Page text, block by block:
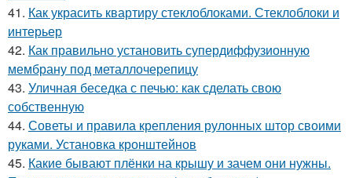
41. Как украсить квартиру стеклоблоками. Стеклоблоки и
интерьер
42. Как правильно установить супердиффузионную
мембрану под металлочерепицу
43. Уличная беседка с печью: как сделать свою
собственную
44. Советы и правила крепления рулонных штор своими
руками. Установка кронштейнов
45. Какие бывают плёнки на крышу и зачем они нужны.